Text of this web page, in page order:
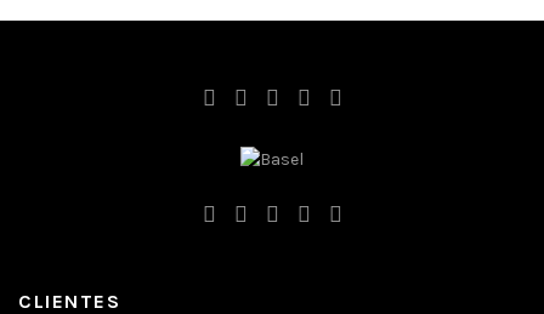
CLIENTES